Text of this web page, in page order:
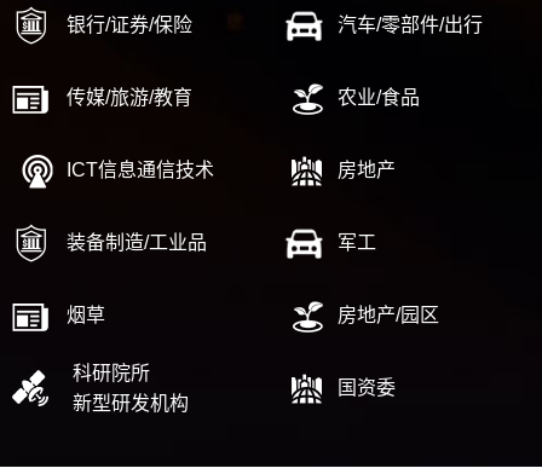
银行/证券/保险 汽车/零部件/出行
传媒/旅游/教育 农业/食品
ICT信息通信技术 房地产
装备制造/工业品 军工
烟草 房地产/园区
科研院所
新型研发机构
国资委